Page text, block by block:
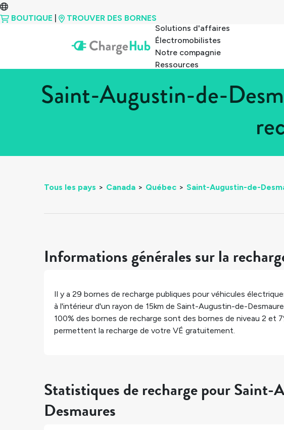
BOUTIQUE
TROUVER DES BORNES
Solutions d'affaires
Électromobilistes
Notre compagnie
Ressources
Saint-Augustin-de-
Tous les pays > Canada > Québec > Saint-Augustin-de-
Informations générales sur la
Il y a 29 bornes de recharge publiques pour véhicules
à l'intérieur d'un rayon de 15km de Saint-Augustin-de-
100% des bornes de recharge sont des bornes de niveau 2 et
permettent la recharge de votre VÉ gratuitement.
Statistiques de recharge pour Saint-
Desmaures